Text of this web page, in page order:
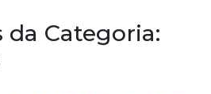
da Categoria: